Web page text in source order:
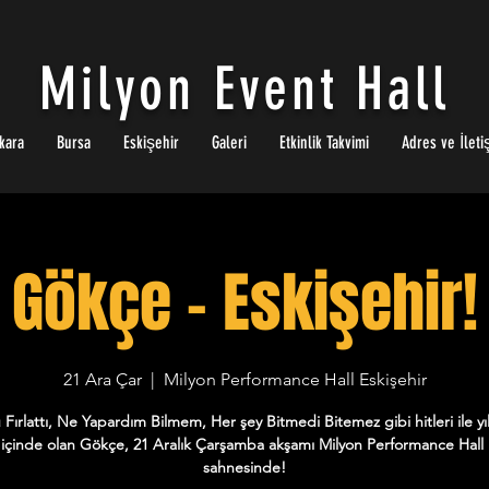
Bursa Eskişehir Galeri Etkinlik Takvimi Adres ve
Milyon Event Hall
Gökçe - Eskişehir!
21 Ara Çar
  |
Milyon Performance Hall Eskişehir
Ne Yapardım Bilmem, Her şey Bitmedi Bitemez gibi hitleri ile
olan Gökçe, 21 Aralık Çarşamba akşamı Milyon Performance Hall
sahnesinde!